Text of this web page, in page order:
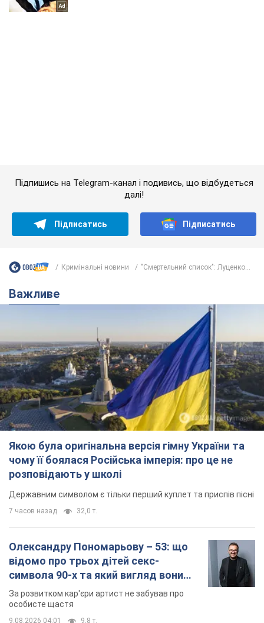
Якою була оригінальна версія гімну України та
чому її боялася Російська імперія: про це не
Державним символом є тільки перший куплет та приспів пісні
7 часов назад 32,0 т.
Олександру Пономарьову – 53: що
відомо про трьох дітей секс-
символа 90-х та який вигляд вони
За розвитком кар'єри артист не забував про
особисте щастя
9.08.2026 04:01
У ПриватБанку розповіли, чи дійсні
долари 1996 року: чи приймають
обмінники та банки такі купюри
Що робити, якщо банки та обмінні пункти не
приймають старі долари
9.08.2026 02:20 86,7 т.